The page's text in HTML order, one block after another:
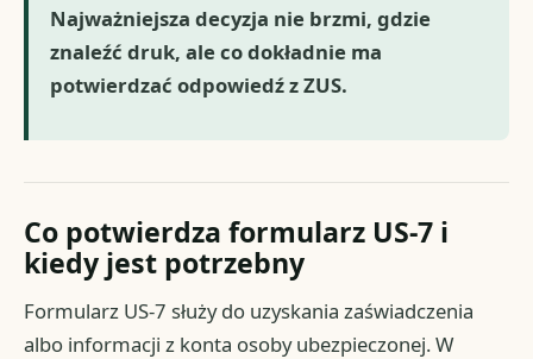
Najważniejsza decyzja nie brzmi, gdzie
znaleźć druk, ale co dokładnie ma
potwierdzać odpowiedź z ZUS.
Co potwierdza formularz US-7 i
kiedy jest potrzebny
Formularz US-7 służy do uzyskania zaświadczenia
albo informacji z konta osoby ubezpieczonej. W